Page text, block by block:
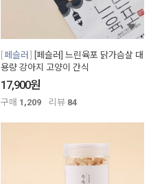
페슬러
[페슬러] 느린육포 닭가슴살 대
용량 강아지 고양이 간식
17,900원
구매 1,209 리뷰 84